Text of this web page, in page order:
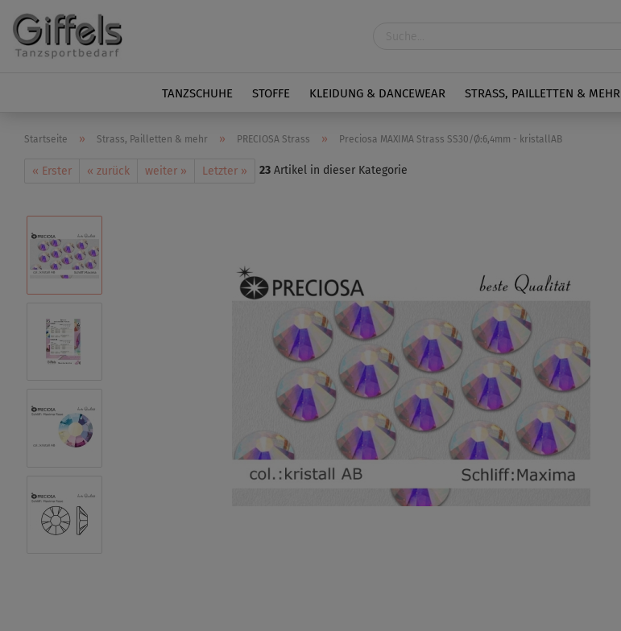
TANZSCHUHE STOFFE KLEIDUNG & DANCEWEAR STRASS, PAILLETTEN & MEHR
Startseite » Strass, Pailletten & mehr » PRECIOSA Strass » Preciosa MAXIMA Strass SS30/Ø:6,4mm - kristallAB
« Erster « zurück weiter » Letzter » 23 Artikel in dieser Kategorie